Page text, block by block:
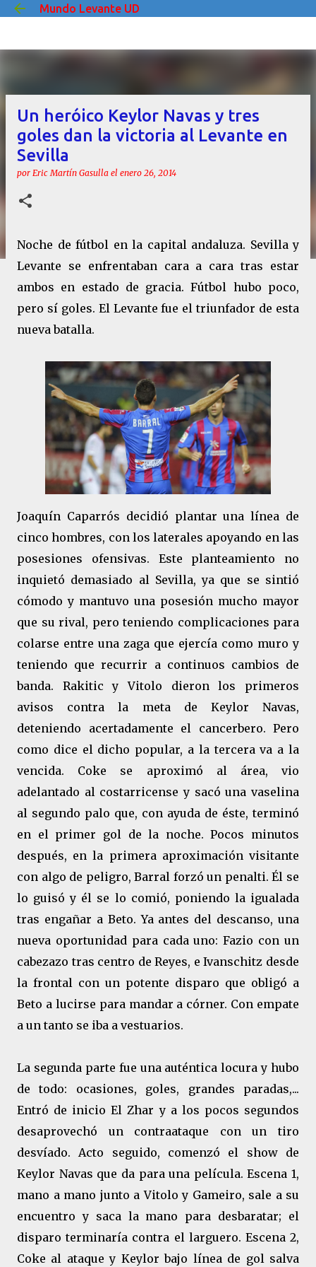
Ir al contenido principal
Mundo Levante UD
Un heróico Keylor Navas y tres
goles dan la victoria al Levante en
Sevilla
por Eric Martín Gasulla el enero 26, 2014
Noche de fútbol en la capital andaluza. Sevilla y
Levante se enfrentaban cara a cara tras estar
ambos en estado de gracia. Fútbol hubo poco,
pero sí goles. El Levante fue el triunfador de esta
nueva batalla.
Joaquín Caparrós decidió plantar una línea de
cinco hombres, con los laterales apoyando en las
posesiones ofensivas. Este planteamiento no
inquietó demasiado al Sevilla, ya que se sintió
cómodo y mantuvo una posesión mucho mayor
que su rival, pero teniendo complicaciones para
colarse entre una zaga que ejercía como muro y
teniendo que recurrir a continuos cambios de
banda. Rakitic y Vitolo dieron los primeros
avisos contra la meta de Keylor Navas,
deteniendo acertadamente el cancerbero. Pero
como dice el dicho popular, a la tercera va a la
vencida. Coke se aproximó al área, vio
adelantado al costarricense y sacó una vaselina
al segundo palo que, con ayuda de éste, terminó
en el primer gol de la noche. Pocos minutos
después, en la primera aproximación visitante
con algo de peligro, Barral forzó un penalti. Él se
lo guisó y él se lo comió, poniendo la igualada
tras engañar a Beto. Ya antes del descanso, una
nueva oportunidad para cada uno: Fazio con un
cabezazo tras centro de Reyes, e Ivanschitz desde
la frontal con un potente disparo que obligó a
Beto a lucirse para mandar a córner. Con empate
a un tanto se iba a vestuarios.
La segunda parte fue una auténtica locura y hubo
de todo: ocasiones, goles, grandes paradas,...
Entró de inicio El Zhar y a los pocos segundos
desaprovechó un contraataque con un tiro
desvíado. Acto seguido, comenzó el show de
Keylor Navas que da para una película. Escena 1,
mano a mano junto a Vitolo y Gameiro, sale a su
encuentro y saca la mano para desbaratar; el
disparo terminaría contra el larguero. Escena 2,
Coke al ataque y Keylor bajo línea de gol salva